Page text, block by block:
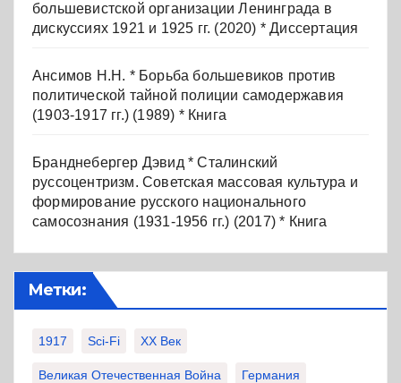
большевистской организации Ленинграда в
дискуссиях 1921 и 1925 гг. (2020) * Диссертация
Ансимов Н.Н. * Борьба большевиков против
политической тайной полиции самодержавия
(1903-1917 гг.) (1989) * Книга
Бранднебергер Дэвид * Сталинский
руссоцентризм. Советская массовая культура и
формирование русского национального
самосознания (1931-1956 гг.) (2017) * Книга
Метки:
1917 Sci-Fi XX Век
Великая Отечественная Война Германия